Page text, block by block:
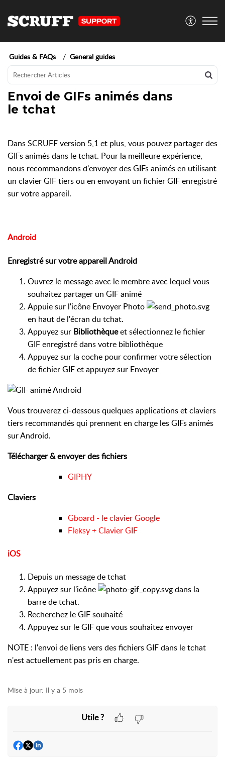
Guides & FAQs General guides
Envoi de GIFs animés dans
le tchat
Dans SCRUFF version 5,1 et plus, vous pouvez partager des
GIFs animés dans le tchat. Pour la meilleure expérience,
nous recommandons d'envoyer des GIFs animés en utilisant
un clavier GIF tiers ou en envoyant un fichier GIF enregistré
sur votre appareil.
Android
Enregistré sur votre appareil Android
Ouvrez le message avec le membre avec lequel vous
souhaitez partager un GIF animé
Appuie sur l'icône Envoyer Photo
en haut de l'écran du tchat.
Appuyez sur Bibliothèqueet sélectionnez le fichier
GIF enregistré dans votre bibliothèque
Appuyez sur la coche pour confirmer votre sélection
de fichier GIF et appuyez sur Envoyer
Vous trouverez ci-dessous quelques applications et claviers
tiers recommandés qui prennent en charge les GIFs animés
sur Android.
Télécharger & envoyer des fichiers
GIPHY
Claviers
Gboard - le clavier Google
Fleksy + Clavier GIF
iOS
Depuis un message de tchat
Appuyez sur l'icône
dans la
barre de tchat.
Recherchez le GIF souhaité
Appuyez sur le GIF que vous souhaitez envoyer
NOTE : l'envoi de liens vers des fichiers GIF dans le tchat
n'est actuellement pas pris en charge.
Mise à jour: Il y a 5 mois
Utile ?